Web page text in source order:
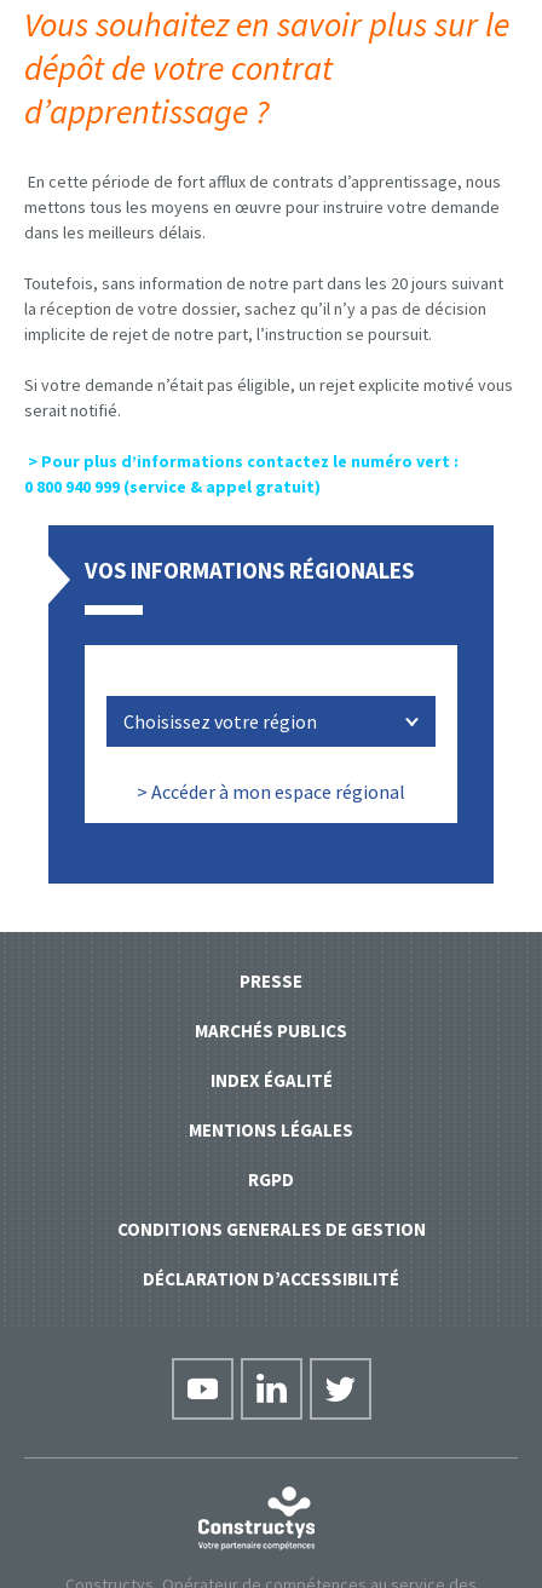
Vous souhaitez en savoir plus sur le
dépôt de votre contrat
d’apprentissage ?
En cette période de fort afflux de contrats d’apprentissage, nous
mettons tous les moyens en œuvre pour instruire votre demande
dans les meilleurs délais.
Toutefois, sans information de notre part dans les 20 jours suivant
la réception de votre dossier, sachez qu’il n’y a pas de décision
implicite de rejet de notre part, l’instruction se poursuit.
Si votre demande n’était pas éligible, un rejet explicite motivé vous
serait notifié.
> Pour plus d’informations contactez le numéro vert :
0 800 940 999 (service & appel gratuit)
VOS INFORMATIONS RÉGIONALES
> Accéder à mon espace régional
PRESSE
MARCHÉS PUBLICS
INDEX ÉGALITÉ
MENTIONS LÉGALES
RGPD
CONDITIONS GENERALES DE GESTION
DÉCLARATION D’ACCESSIBILITÉ